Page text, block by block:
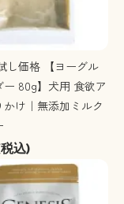
し価格 【ヨーグル
ー 80g】犬用 食欲ア
かけ｜無添加ミルク
込)